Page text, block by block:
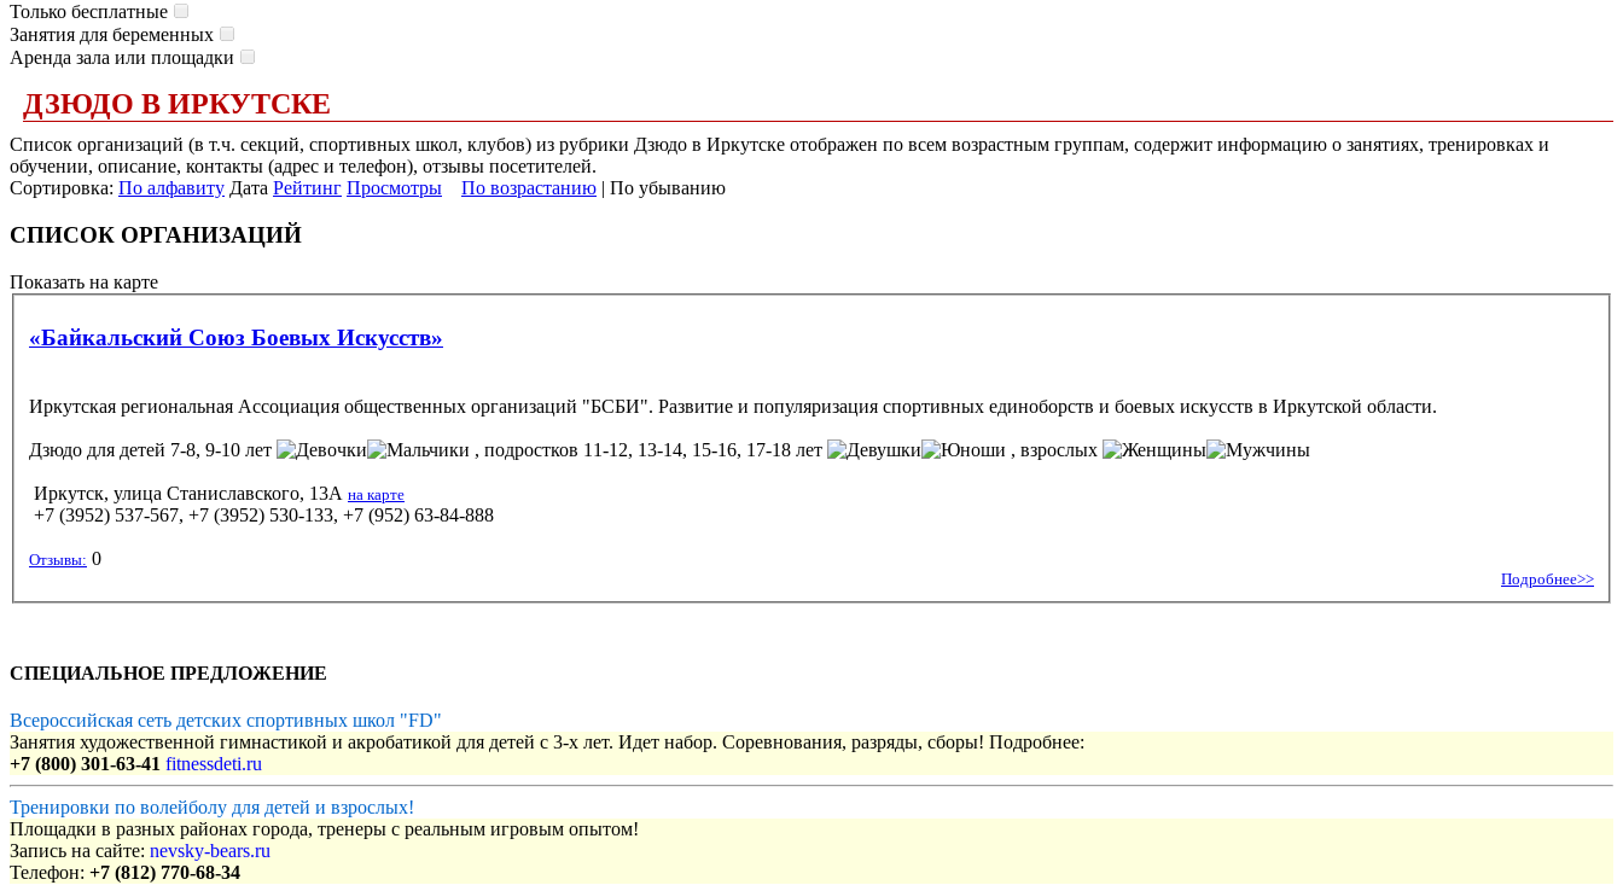
Только бесплатные
Занятия для беременных
Аренда зала или площадки
ДЗЮДО В ИРКУТСКЕ
Список организаций (в т.ч. секций, спортивных школ, клубов) из рубрики Дзюдо в Иркутске отображен по всем возрастным группам, содержит информацию о занятиях, тренировках и
обучении, описание, контакты (адрес и телефон), отзывы посетителей.
Сортировка: По алфавиту Дата Рейтинг Просмотры По возрастанию | По убыванию
СПИСОК ОРГАНИЗАЦИЙ
Показать на карте
«Байкальский Союз Боевых Искусств»
Иркутская региональная Ассоциация общественных организаций "БСБИ". Развитие и популяризация спортивных единоборств и боевых искусств в Иркутской области.
Дзюдо для детей 7-8, 9-10 лет , подростков 11-12, 13-14, 15-16, 17-18 лет , взрослых
Иркутск, улица Станиславского, 13А на карте
+7 (3952) 537-567, +7 (3952) 530-133, +7 (952) 63-84-888
Отзывы: 0
Подробнее>>
СПЕЦИАЛЬНОЕ ПРЕДЛОЖЕНИЕ
Всероссийская сеть детских спортивных школ "FD"
Занятия художественной гимнастикой и акробатикой для детей с 3-х лет. Идет набор. Соревнования, разряды, сборы! Подробнее:
+7 (800) 301-63-41 fitnessdeti.ru
Тренировки по волейболу для детей и взрослых!
Площадки в разных районах города, тренеры с реальным игровым опытом!
Запись на сайте: nevsky-bears.ru
Телефон: +7 (812) 770-68-34